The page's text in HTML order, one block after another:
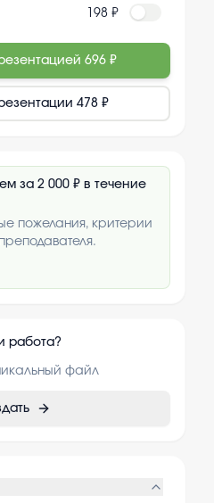
198 ₽
696 ₽
478 ₽
за 2 000 ₽ в течение
пожелания, критерии
работа?
файл